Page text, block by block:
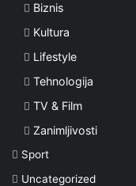
Biznis
Kultura
Lifestyle
Tehnologija
TV & Film
Zanimljivosti
Sport
Uncategorized